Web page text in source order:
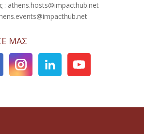
: athens.hosts@impacthub.net
ΜΑΣ